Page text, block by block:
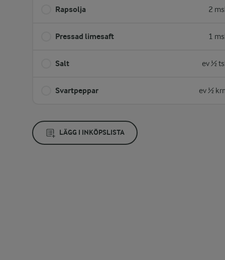
Rapsolja 2
Pressad limesaft 1
Salt ev ½
Svartpeppar ev ½
LÄGG I INKÖPSLISTA